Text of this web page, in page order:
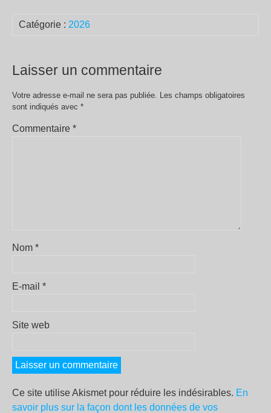
Catégorie : 2026
Laisser un commentaire
Votre adresse e-mail ne sera pas publiée. Les champs obligatoires
sont indiqués avec *
Commentaire *
Nom *
E-mail *
Site web
Ce site utilise Akismet pour réduire les indésirables. En
savoir plus sur la façon dont les données de vos